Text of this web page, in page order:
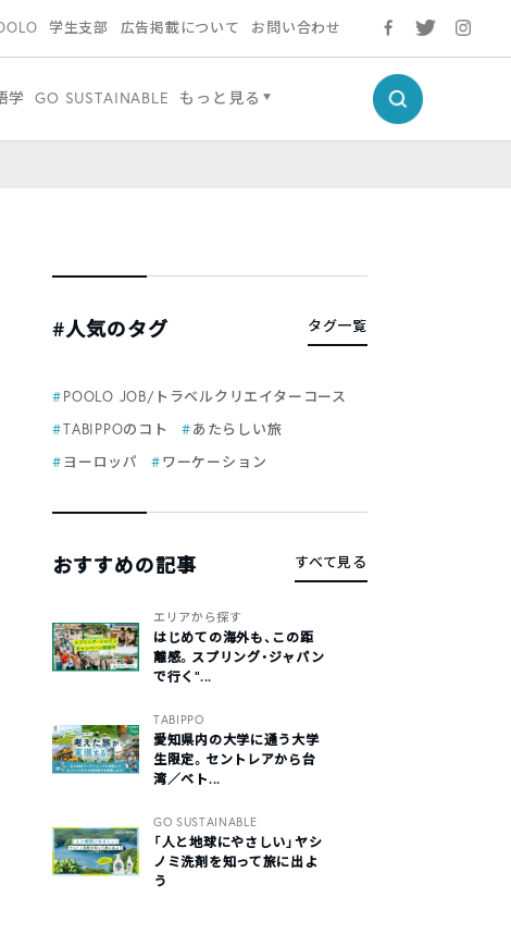
学生支部 広告掲載について お問い合わせ
学 GO SUSTAINABLE もっと見る
#人気のタグ タグ一覧
POOLO JOB/トラベルクリエイターコース
TABIPPOのコト
あたらしい旅
ヨーロッパ
ワーケーション
おすすめの記事 すべて見る
エリアから探す
はじめての海外も、この距
離感。スプリング・ジャパン
で行く“...
TABIPPO
愛知県内の大学に通う大学
生限定。セントレアから台
湾／ベト...
GO SUSTAINABLE
「人と地球にやさしい」ヤシ
ノミ洗剤を知って旅に出よ
う